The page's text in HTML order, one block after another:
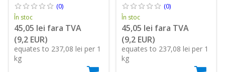
(0)
În stoc
45,05 lei fara TVA
(9,2 EUR)
equates to 237,08 lei per 1
kg
(0)
În stoc
45,05 lei fara TVA
(9,2 EUR)
equates to 237,08 lei per 1
kg